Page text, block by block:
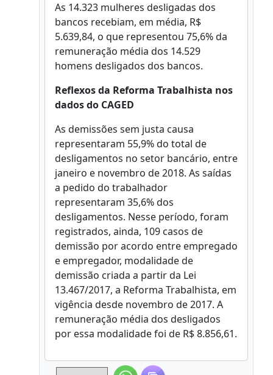
As 14.323 mulheres desligadas dos
bancos recebiam, em média, R$
5.639,84, o que representou 75,6% da
remuneração média dos 14.529
homens desligados dos bancos.
Reflexos da Reforma Trabalhista nos
dados do CAGED
As demissões sem justa causa
representaram 55,9% do total de
desligamentos no setor bancário, entre
janeiro e novembro de 2018. As saídas
a pedido do trabalhador
representaram 35,6% dos
desligamentos. Nesse período, foram
registrados, ainda, 109 casos de
demissão por acordo entre empregado
e empregador, modalidade de
demissão criada a partir da Lei
13.467/2017, a Reforma Trabalhista, em
vigência desde novembro de 2017. A
remuneração média dos desligados
por essa modalidade foi de R$ 8.856,61.